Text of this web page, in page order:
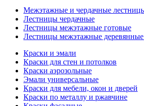
Межэтажные и чердачные
Лестницы чердачные
Лестницы межэтажные готовые
Лестницы межэтажные
Краски и эмали
Краски для стен и потолков
Краски аэрозольные
Эмали универсальные
Краски для мебели, окон и дверей
Краски по металлу и ржавчине